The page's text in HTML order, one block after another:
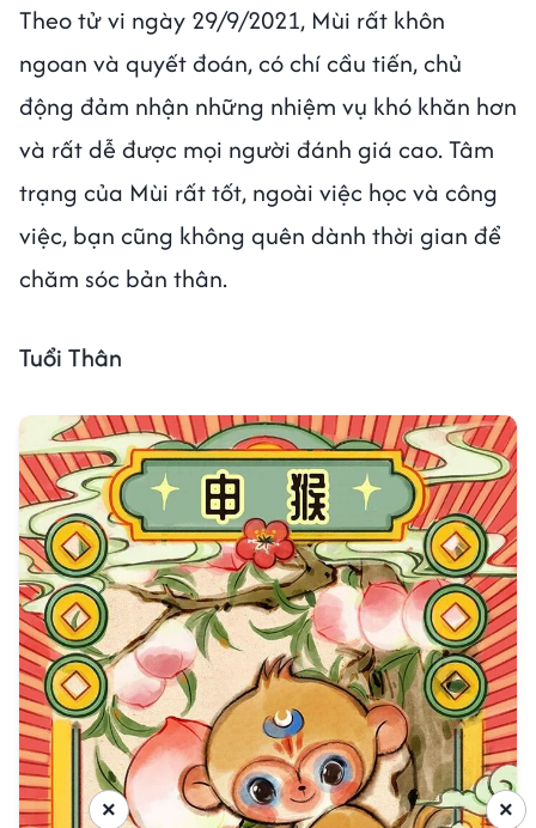
Theo tử vi ngày 29/9/2021, Mùi rất khôn
ngoan và quyết đoán, có chí cầu tiến, chủ
động đảm nhận những nhiệm vụ khó khăn hơn
và rất dễ được mọi người đánh giá cao. Tâm
trạng của Mùi rất tốt, ngoài việc học và công
việc, bạn cũng không quên dành thời gian để
chăm sóc bản thân.
Tuổi Thân
×
×